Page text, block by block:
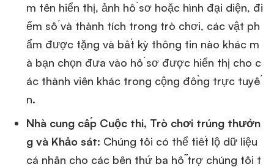
m tên hiển thị, ảnh hồ sơ hoặc hình đại diện, đi
ểm số và thành tích trong trò chơi, các vật ph
ẩm được tặng và bất kỳ thông tin nào khác m
à bạn chọn đưa vào hồ sơ được hiển thị cho c
ác thành viên khác trong cộng đồng trực tuyế
n.
Nhà cung cấp Cuộc thi, Trò chơi trúng thưởn
g và Khảo sát: Chúng tôi có thể tiết lộ dữ liệu
cá nhân cho các bên thứ ba hỗ trợ chúng tôi t